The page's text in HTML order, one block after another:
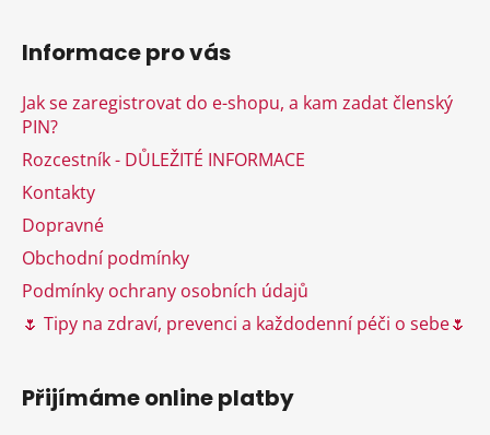
v
y
s
u
Informace pro vás
Jak se zaregistrovat do e-shopu, a kam zadat členský
PIN?
Rozcestník - DŮLEŽITÉ INFORMACE
Kontakty
Dopravné
Obchodní podmínky
Podmínky ochrany osobních údajů
🌷 Tipy na zdraví, prevenci a každodenní péči o sebe🌷
Přijímáme online platby